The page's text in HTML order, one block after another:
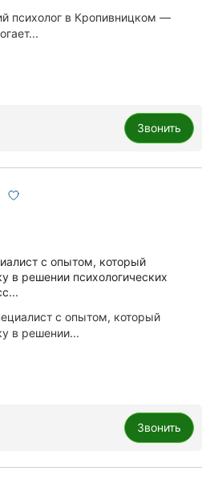
психолог в Кропивницком —
Звонить
с опытом, который
в решении психологических
с опытом, который
в решении...
Звонить